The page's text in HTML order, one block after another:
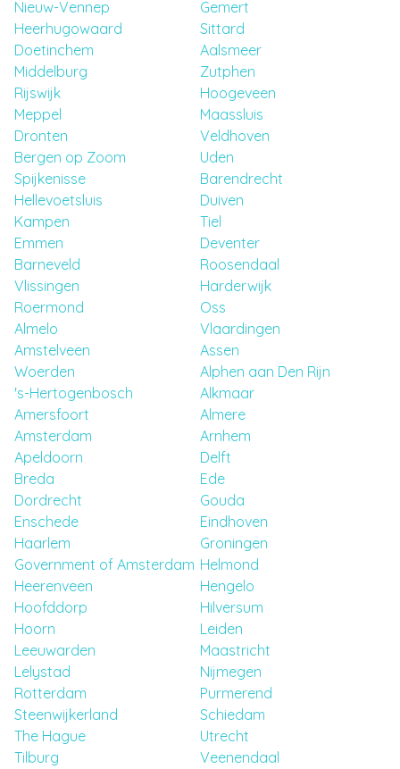
Nieuw-Vennep
Gemert
Heerhugowaard
Sittard
Doetinchem
Aalsmeer
Middelburg
Zutphen
Rijswijk
Hoogeveen
Meppel
Maassluis
Dronten
Veldhoven
Bergen op Zoom
Uden
Spijkenisse
Barendrecht
Hellevoetsluis
Duiven
Kampen
Tiel
Emmen
Deventer
Barneveld
Roosendaal
Vlissingen
Harderwijk
Roermond
Oss
Almelo
Vlaardingen
Amstelveen
Assen
Woerden
Alphen aan Den Rijn
's-Hertogenbosch
Alkmaar
Amersfoort
Almere
Amsterdam
Arnhem
Apeldoorn
Delft
Breda
Ede
Dordrecht
Gouda
Enschede
Eindhoven
Haarlem
Groningen
Government of Amsterdam Helmond
Heerenveen
Hengelo
Hoofddorp
Hilversum
Hoorn
Leiden
Leeuwarden
Maastricht
Lelystad
Nijmegen
Rotterdam
Purmerend
Steenwijkerland
Schiedam
The Hague
Utrecht
Tilburg
Veenendaal